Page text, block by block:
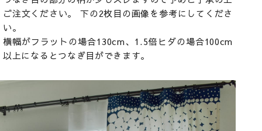
ご注文ください。 下の2枚目の画像を参考にしてくださ
い。
横幅がフラットの場合130cm、1.5倍ヒダの場合100cm
以上になるとつなぎ目ができます。